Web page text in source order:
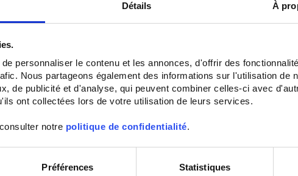
Détails À
personnaliser le contenu et les annonces, d'offrir des
Nous partageons également des informations sur l'utilisation de
de publicité et d'analyse, qui peuvent combiner celles-ci avec
ont collectées lors de votre utilisation de leurs services.
notre politique de confidentialité.
Préférences Statistiques